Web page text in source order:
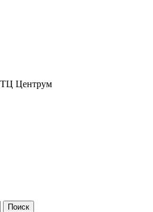
ТЦ Центрум
Поиск